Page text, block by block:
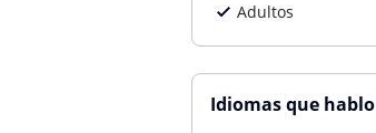
Adultos
Idiomas que hablo